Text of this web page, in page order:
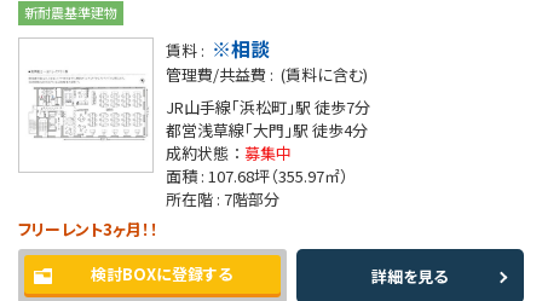
新耐震基準建物
賃料 : ※相談
管理費/共益費 : (賃料に含む)
JR山手線「浜松町」駅 徒歩7分
都営浅草線「大門」駅 徒歩4分
成約状態 ： 募集中
面積 : 107.68坪（355.97㎡）
所在階 : 7階部分
フリーレント3ヶ月！！
検討BOXに登録する
詳細を見る